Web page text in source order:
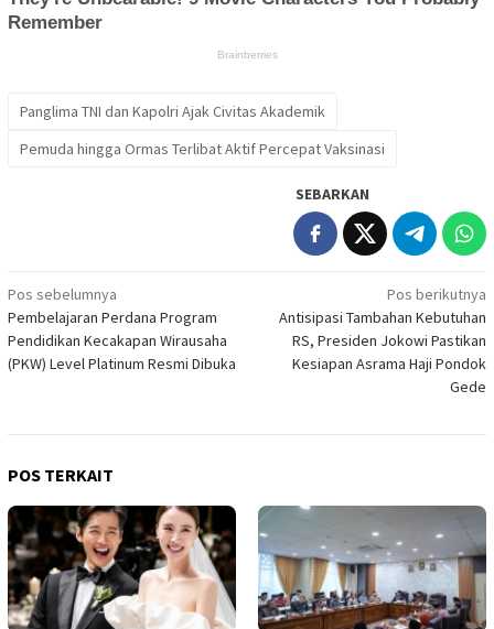
Panglima TNI dan Kapolri Ajak Civitas Akademik
Pemuda hingga Ormas Terlibat Aktif Percepat Vaksinasi
SEBARKAN
Navigasi
pos
Pos sebelumnya
Pembelajaran Perdana Program
Pendidikan Kecakapan Wirausaha
(PKW) Level Platinum Resmi Dibuka
Pos berikutnya
Antisipasi Tambahan Kebutuhan
RS, Presiden Jokowi Pastikan
Kesiapan Asrama Haji Pondok
Gede
POS TERKAIT